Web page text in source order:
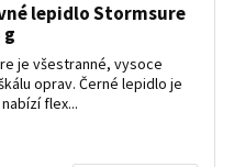
lepidlo Stormsure
g
je všestranné, vysoce
oprav. Černé lepidlo je
flex...